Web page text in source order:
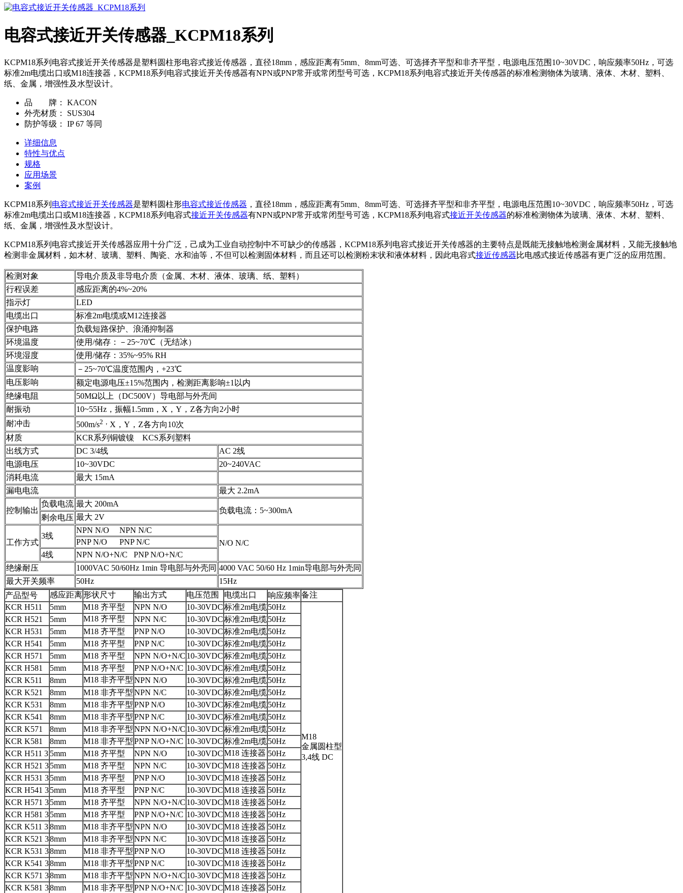
电容式接近开关传感器_KCPM18系列
KCPM18系列电容式接近开关传感器是塑料圆柱形电容式接近传感器，直径18mm，感应距离有5mm、8mm可选、可选择齐平型和非齐平型，电源电压范围10~30VDC，响应频率50Hz，可选
标准2m电缆出口或M18连接器，KCPM18系列电容式接近开关传感器有NPN或PNP常开或常闭型号可选，KCPM18系列电容式接近开关传感器的标准检测物体为玻璃、液体、木材、塑料、
纸、金属，增强性及水型设计。
品 牌：
KACON
外壳材质：
SUS304
防护等级：
IP 67 等同
详细信息
特性与优点
规格
应用场景
案例
KCPM18系列 电容式接近开关传感器是塑料圆柱形电容式接近传感器 ，直径18mm，感应距离有5mm、8mm可选、可选择齐平型和非齐平型，电源电压范围10~30VDC，响应频率50Hz，可选
标准2m电缆出口或M18连接器，KCPM18系列电容式接近开关传感器有NPN或PNP常开或常闭型号可选，KCPM18系列电容式接近开关传感器的标准检测物体为玻璃、液体、木材、塑料、
纸、金属，增强性及水型设计。
KCPM18系列电容式接近开关传感器应用十分广泛，己成为工业自动控制中不可缺少的传感器，KCPM18系列电容式接近开关传感器的主要特点是既能无接触地检测金属材料，又能无接触地
检测非金属材料，如木材、玻璃、塑料、陶瓷、水和油等，不但可以检测固体材料，而且还可以检测粉末状和液体材料，因此电容式接近传感器比电感式接近传感器有更广泛的应用范围。
检测对象
导电介质及非导电介质（金属、木材、液体、玻璃、纸、塑料）
行程误差
感应距离的4%~20%
指示灯
LED
电缆出口
标准2m电缆或M12连接器
保护电路
负载短路保护、浪涌抑制器
环境温度
使用/储存：－25~70℃（无结冰）
环境湿度
使用/储存：35%~95% RH
温度影响
－25~70℃温度范围内，+23℃
电压影响
额定电源电压±15%范围内，检测距离影响±1以内
绝缘电阻
50MΩ以上（DC500V）导电部与外壳间
耐振动
10~55Hz，振幅1.5mm，X，Y，Z各方向2小时
耐冲击
500m/s2， X，Y，Z各方向10次
材质
KCR系列铜镀镍 KCS系列塑料
出线方式
DC 3/4线
AC 2线
电源电压
10~30VDC
20~240VAC
消耗电流
最大 15mA
漏电电流
最大 2.2mA
控制输出
负载电流 最大 200mA
负载电流：5~300mA
剩余电压 最大 2V
工作方式
3线
NPN N/O NPN N/C
N/O N/C
PNP N/O PNP N/C
4线
NPN N/O+N/C PNP N/O+N/C
绝缘耐压
1000VAC 50/60Hz 1min 导电部与外壳同 4000 VAC 50/60 Hz 1min导电部与外壳同
最大开关频率
50Hz
15Hz
产品型号
感应距离形状尺寸 输出方式 电压范围 电缆出口 响应频率备注
KCR H511
5mm M18 齐平型 NPN N/O 10-30VDC标准2m电缆50Hz
M18
金属圆柱型
3,4线 DC
KCR H521 5mm M18 齐平型 NPN N/C 10-30VDC标准2m电缆50Hz
KCR H531
5mm M18 齐平型 PNP N/O 10-30VDC标准2m电缆50Hz
KCR H541
5mm M18 齐平型 PNP N/C 10-30VDC标准2m电缆50Hz
KCR H571
5mm M18 齐平型 NPN N/O+N/C 10-30VDC标准2m电缆50Hz
KCR H581
5mm M18 齐平型 PNP N/O+N/C 10-30VDC标准2m电缆50Hz
KCR K511
8mm M18 非齐平型NPN N/O 10-30VDC标准2m电缆50Hz
KCR K521 8mm M18 非齐平型NPN N/C 10-30VDC标准2m电缆50Hz
KCR K531 8mm M18 非齐平型PNP N/O 10-30VDC标准2m电缆50Hz
KCR K541 8mm M18 非齐平型PNP N/C 10-30VDC标准2m电缆50Hz
KCR K571
8mm M18 非齐平型NPN N/O+N/C 10-30VDC标准2m电缆50Hz
KCR K581
8mm M18 非齐平型PNP N/O+N/C 10-30VDC标准2m电缆50Hz
KCR H511 3 5mm M18 齐平型 NPN N/O 10-30VDCM18 连接器 50Hz
KCR H521 35mm M18 齐平型 NPN N/C 10-30VDCM18 连接器 50Hz
KCR H531 35mm M18 齐平型 PNP N/O 10-30VDCM18 连接器 50Hz
KCR H541 35mm M18 齐平型 PNP N/C 10-30VDCM18 连接器 50Hz
KCR H571 35mm M18 齐平型 NPN N/O+N/C 10-30VDCM18 连接器 50Hz
KCR H581 35mm M18 齐平型 PNP N/O+N/C 10-30VDCM18 连接器 50Hz
KCR K511 38mm M18 非齐平型NPN N/O 10-30VDCM18 连接器 50Hz
KCR K521 38mm M18 非齐平型NPN N/C 10-30VDCM18 连接器 50Hz
KCR K531 38mm M18 非齐平型PNP N/O 10-30VDCM18 连接器 50Hz
KCR K541 38mm M18 非齐平型PNP N/C 10-30VDCM18 连接器 50Hz
KCR K571 38mm M18 非齐平型NPN N/O+N/C 10-30VDCM18 连接器 50Hz
KCR K581 38mm M18 非齐平型PNP N/O+N/C 10-30VDCM18 连接器 50Hz